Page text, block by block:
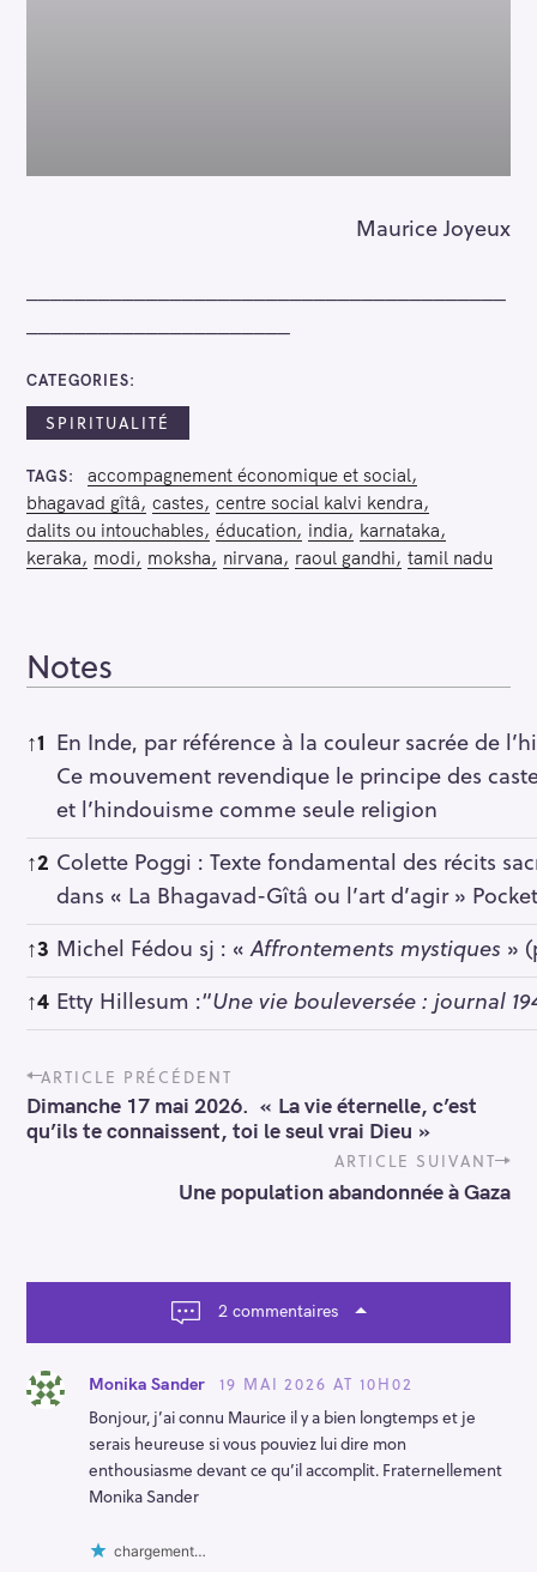
Maurice Joyeux
CATEGORIES
SPIRITUALITÉ
TAGS
accompagnement économique et social
bhagavad gîtâ castes centre social kalvi kendra
dalits ou intouchables éducation india
karnataka
keraka
modi moksha nirvana raoul gandhi tamil nadu
Notes
Notes
↑1 En Inde, par référence à la couleur sacrée de
Ce mouvement revendique le principe des
et l’hindouisme comme seule religion
↑2 Colette Poggi : Texte fondamental des récits
dans « La Bhagavad-Gîtâ ou l’art d’agir »
↑3 Michel Fédou sj : «Affrontements mystiques »
↑4 Etty Hillesum :“Une vie bouleversée : journal
P
o
s
t
a
n
ARTICLE PRÉCÉDENT
Dimanche 17 mai 2026. « La vie éternelle, c’est
qu’ils te connaissent, toi le seul vrai Dieu »
ARTICLE SUIVANT
Une population abandonnée à Gaza
2 commentaires
Monika Sander
19 MAI 2026 AT 10H02
Bonjour, j’ai connu Maurice il y a bien longtemps et je
serais heureuse si vous pouviez lui dire mon
enthousiasme devant ce qu’il accomplit. Fraternellement
Monika Sander
chargement…